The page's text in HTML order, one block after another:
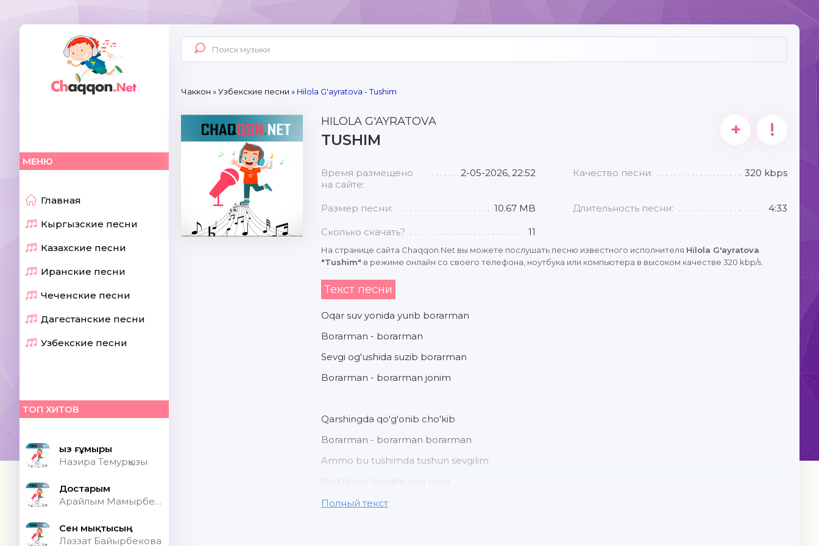
МЕНЮ
Главная
Кыргызские песни
Казахские песни
Иранские песни
Чеченские песни
Дагестанские песни
Узбекские песни
ТОП ХИТОВ
Қыз ғұмыры
Назира Темурқызы
Достарым
Арайлым Мамырбекқызы
Сен мықтысың
Ләззат Байырбекова
Чаккон »Узбекские песни » Hilola G'ayratova - Tushim
HILOLA G'AYRATOVA
TUSHIM + !
Время размещено
на сайте:
2-05-2026, 22:52 Качество песни: 320 kbps
Размер песни: 10.67 MB Длительность песни: 4:33
Сколько скачать? 11
На странице сайта Chaqqon.Net вы можете послушать песню известного исполнителя Hilola G'ayratova
"Tushim" в режиме онлайн со своего телефона, ноутбука или компьютера в высоком качестве 320 kbp/s.
Текст песни
Oqar suv yonida yurib borarman
Borarman - borarman
Sevgi og'ushida suzib borarman
Borarman - borarman jonim
Qarshingda qo'g'onib cho'kib
Borarman - borarman borarman
Ammo bu tushimda tushun sevgilim
Bag'rimga bosdim sani man
Полный текст